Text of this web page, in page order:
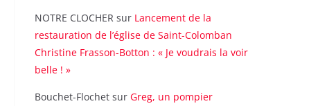
NOTRE CLOCHER sur Lancement de la
restauration de l’église de Saint-Colomban
Christine Frasson-Botton : « Je voudrais la voir
belle ! »
Bouchet-Flochet sur Greg, un pompier